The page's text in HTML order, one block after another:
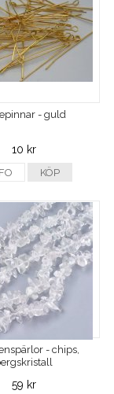
- guld
10 kr
KÖP
- chips,
59 kr